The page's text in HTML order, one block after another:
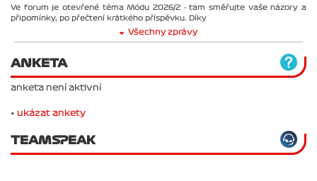
Ve forum je otevřené téma Módu 2026/2 - tam směřujte vaše názory a
připomínky, po přečtení krátkého příspěvku. Díky
Všechny zprávy
ANKETA
anketa není aktivní
• ukázat ankety
TEAMSPEAK